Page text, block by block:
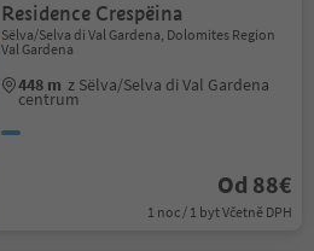
Residence Crespëina
Sëlva/Selva di Val Gardena, Dolomites Region
Val Gardena
448 m z Sëlva/Selva di Val Gardena
centrum
Od 88€
1 noc / 1 byt Včetně DPH